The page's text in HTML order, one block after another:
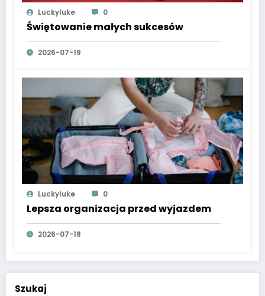
Luckyluke 0
Świętowanie małych sukcesów
2026-07-19
Luckyluke 0
Lepsza organizacja przed wyjazdem
2026-07-18
Szukaj